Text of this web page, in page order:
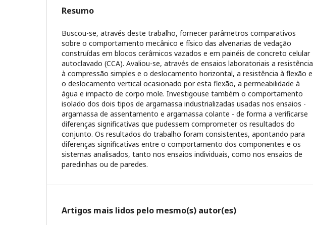
Resumo
Buscou-se, através deste trabalho, fornecer parâmetros comparativos
sobre o comportamento mecânico e físico das alvenarias de vedação
construídas em blocos cerâmicos vazados e em painéis de concreto celular
autoclavado (CCA). Avaliou-se, através de ensaios laboratoriais a resistência
à compressão simples e o deslocamento horizontal, a resistência à flexão e
o deslocamento vertical ocasionado por esta flexão, a permeabilidade à
água e impacto de corpo mole. Investigouse também o comportamento
isolado dos dois tipos de argamassa industrializadas usadas nos ensaios -
argamassa de assentamento e argamassa colante - de forma a verificarse
diferenças significativas que pudessem comprometer os resultados do
conjunto. Os resultados do trabalho foram consistentes, apontando para
diferenças significativas entre o comportamento dos componentes e os
sistemas analisados, tanto nos ensaios individuais, como nos ensaios de
paredinhas ou de paredes.
Artigos mais lidos pelo mesmo(s) autor(es)